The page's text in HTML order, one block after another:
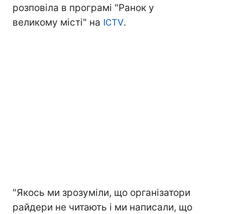
розповіла в програмі "Ранок у
великому місті" на ICTV.
"Якось ми зрозуміли, що організатори
райдери не читають і ми написали, що